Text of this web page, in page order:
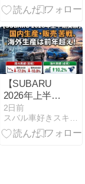
【SUBARU
2026年上半期
実績】国内生
産・販売は苦
戦も、海外生
2日前
スバル車好きスキーヤーのよもやま話